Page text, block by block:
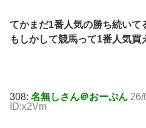
てかまだ1番人気の勝ち続いて
もしかして競馬って1番人気買
308: 名無しさん＠おーぷん 26/
ID:x2Vm